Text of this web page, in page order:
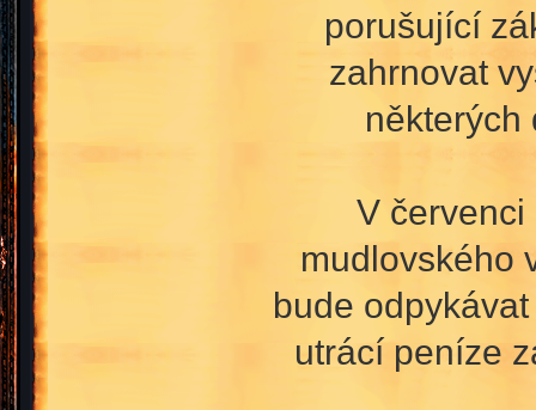
porušující
zahrnovat
některých
V
mudlovského
bude
utrácí peníze